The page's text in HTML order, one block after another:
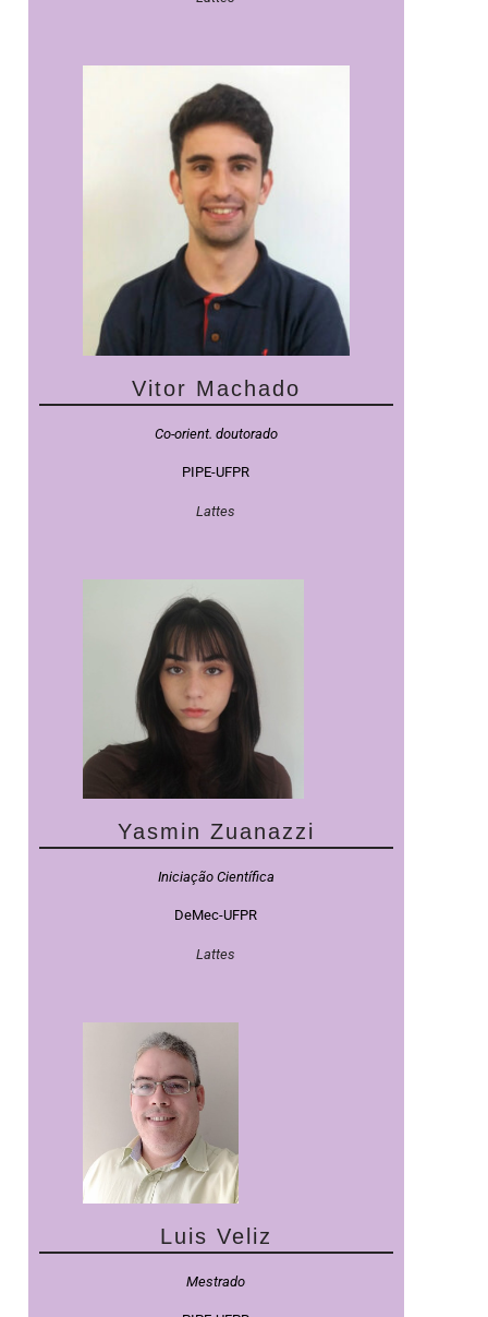
Vitor Machado
Co-orient. doutorado
PIPE-UFPR
Lattes
Yasmin Zuanazzi
Iniciação Científica
DeMec-UFPR
Lattes
Luis Veliz
Mestrado